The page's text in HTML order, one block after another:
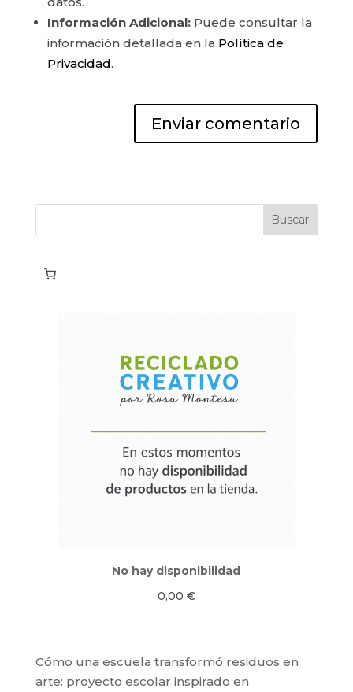
Información Adicional:Puede consultar la
información detallada en la Política de
Privacidad.
No hay disponibilidad
0,00 €
Cómo una escuela transformó residuos en
arte: proyecto escolar inspirado en